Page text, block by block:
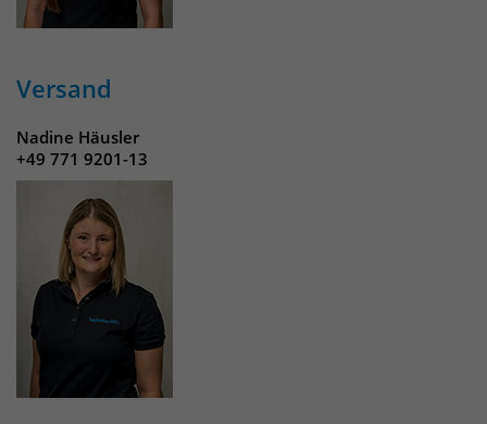
Versand
Nadine Häusler
+49 771 9201-13